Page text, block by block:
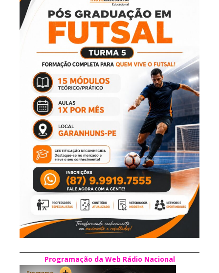
Programação da Web Rádio Nacional